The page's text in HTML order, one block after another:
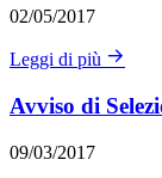
02/05/2017
Leggi di più
Avviso di
09/03/2017